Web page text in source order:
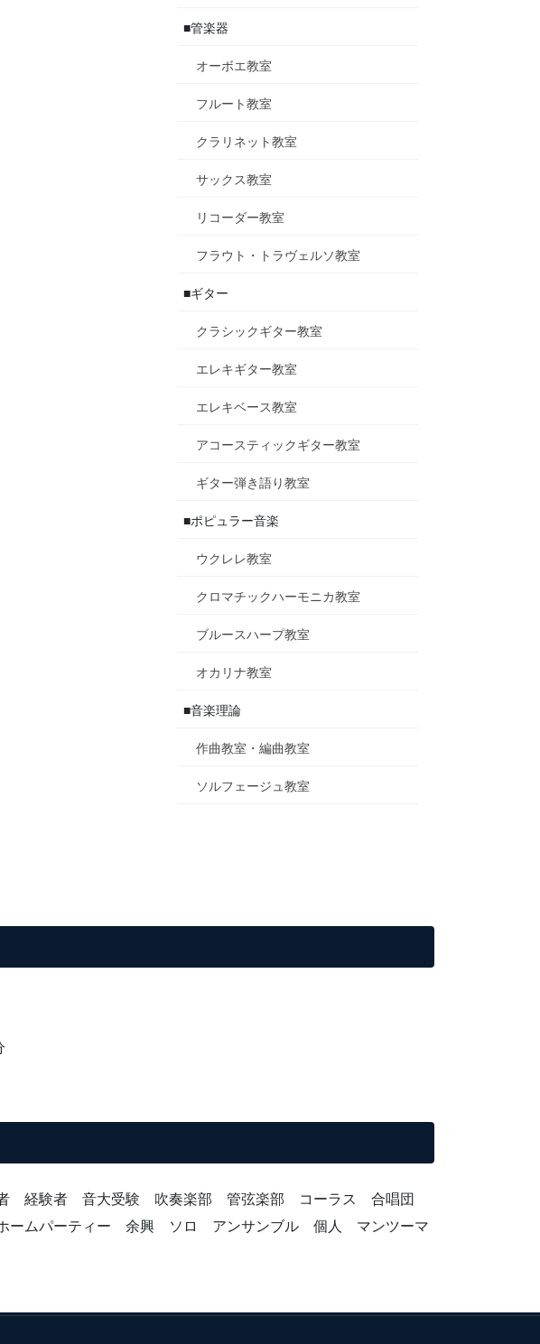
■管楽器
オーボエ教室
フルート教室
クラリネット教室
サックス教室
リコーダー教室
フラウト・トラヴェルソ教室
■ギター
クラシックギター教室
エレキギター教室
エレキベース教室
アコースティックギター教室
ギター弾き語り教室
■ポピュラー音楽
ウクレレ教室
クロマチックハーモニカ教室
ブルースハープ教室
オカリナ教室
■音楽理論
作曲教室・編曲教室
ソルフェージュ教室
験者 音大受験 吹奏楽部 管弦楽部 コーラス 合唱団
ムパーティー 余興 ソロ アンサンブル 個人 マンツーマ